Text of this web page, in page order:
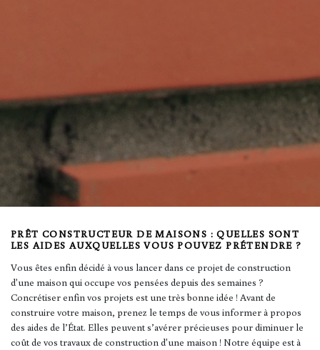
PRÊT CONSTRUCTEUR DE MAISONS : QUELLES SONT
LES AIDES AUXQUELLES VOUS POUVEZ PRÉTENDRE ?
Vous êtes enfin décidé à vous lancer dans ce projet de construction
d'une maison qui occupe vos pensées depuis des semaines ?
Concrétiser enfin vos projets est une très bonne idée ! Avant de
construire votre maison, prenez le temps de vous informer à propos
des aides de l’État. Elles peuvent s’avérer précieuses pour diminuer le
coût de vos travaux de construction d'une maison ! Notre équipe est à